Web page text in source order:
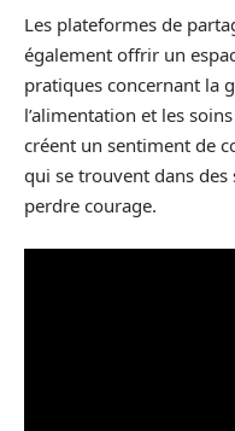
Les plateformes de
également offrir un
pratiques concernant la
l’alimentation et les
créent un sentiment de
qui se trouvent dans
perdre courage.